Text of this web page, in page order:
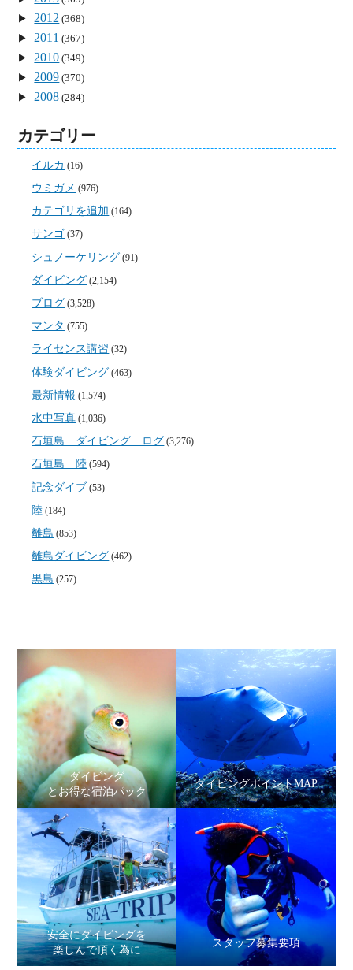
2012 (368)
2011 (367)
2010 (349)
2009 (370)
2008 (284)
カテゴリー
イルカ (16)
ウミガメ (976)
カテゴリを追加 (164)
サンゴ (37)
シュノーケリング (91)
ダイビング (2,154)
ブログ (3,528)
マンタ (755)
ライセンス講習 (32)
体験ダイビング (463)
最新情報 (1,574)
水中写真 (1,036)
石垣島 ダイビング ログ (3,276)
石垣島 陸 (594)
記念ダイブ (53)
陸 (184)
離島 (853)
離島ダイビング (462)
黒島 (257)
ダイビング
とお得な宿泊パック
ダイビングポイントMAP
安全にダイビングを
楽しんで頂く為に
スタッフ募集要項